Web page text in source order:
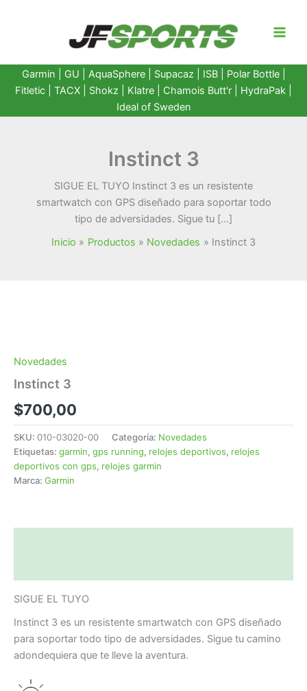
Garmin GU AquaSphere| Supacaz | ISB | Polar Bottle|
Fitletic
TACX Shokz Klatre Chamois Butt'r HydraPak
Ideal of Sweden
Instinct 3
SIGUE EL TUYO Instinct 3 es un resistente
smartwatch con GPS diseñado para soportar todo
tipo de adversidades. Sigue tu […]
Inicio
Productos Novedades Instinct 3
Novedades
Instinct 3
$700,00
SKU: 010-03020-00 Categoría: Novedades
Etiquetas: garmin, gps running, relojes deportivos, relojes
deportivos con gps, relojes garmin
Marca: Garmin
SIGUE EL TUYO
Instinct 3 es un resistente smartwatch con GPS diseñado
para soportar todo tipo de adversidades. Sigue tu camino
adondequiera que te lleve la aventura.